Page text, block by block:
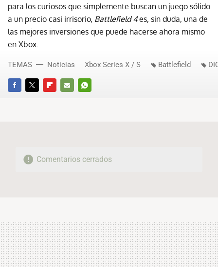
para los curiosos que simplemente buscan un juego sólido
a un precio casi irrisorio, Battlefield 4es, sin duda, una de
las mejores inversiones que puede hacerse ahora mismo
en Xbox.
FACEBOOKTWITTERFLIPBOARD
E-
WHATSAPP
TEMAS Noticias Xbox Series X / S Battlefield
Comentarios cerrados